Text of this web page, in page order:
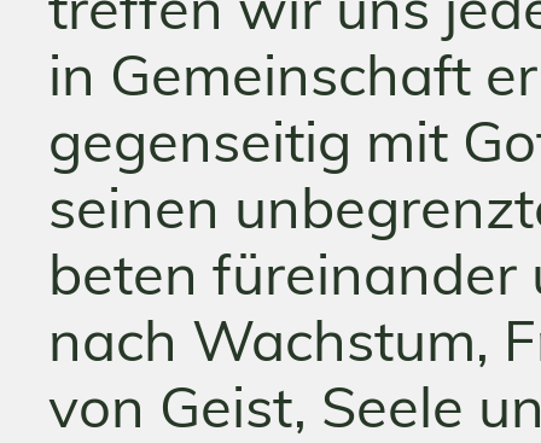
in Gemeinschaft
gegenseitig mit
seinen
beten füreinander
nach Wachstum,
von Geist, Seele